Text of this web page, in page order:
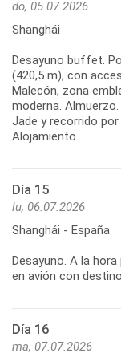
do, 05.07.2026
Shanghái
Desayuno buffet.
(420,5 m), con
Malecón, zona
moderna.
Jade y recorrido
Día 15
lu, 06.07.2026
Shanghái - España
Desayuno. A la
Día 16
ma, 07.07.2026